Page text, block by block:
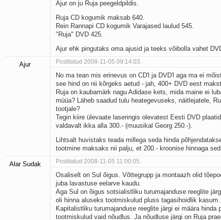
Ajur on ju Ruja peegeldpildis.
Ruja CD kogumik maksab 640.
Rein Rannapi CD kogumik Varajased laulud 545.
"Ruja" DVD 425.
Ajur ehk pingutaks oma ajusid ja teeks võibolla vahet
Ajur Postitatud 2008-11-05 09:14:03.
No ma tean mis erinevus on CD'l ja DVD'l aga ma ei
see hind on nii kõrgeks aetud - jah, 400+ DVD eest
Ruja on kaubamärk nagu Adidase kets, mida maine ei
müüa? Läheb saadud tulu heategevuseks, näitlejatele,
tootjale?
Tegin kiire ülevaate laseringis olevatest Eesti DVD
valdavalt ikka alla 300.- (muusikal Georg 250.-).
Lihtsalt huvistaks teada millega seda hinda
tootmine maksaks nii palju, et 200.- kroonise hinnaga
Alar Sudak Postitatud 2008-11-05 11:00:05.
Osaliselt on Sul õigus. Võttegrupp ja montaazh olid
juba lavastuse eelarve kaudu.
Aga Sul on õigus sotsialistliku turumajanduse reeglite
oli hinna aluseks tootmiskulud pluss tagasihoidlik kasum.
Kapitalistliku turumajanduse reeglite järgi ei määra hinda
tootmiskulud vaid nõudlus. Ja nõudluse järgi on Ruja